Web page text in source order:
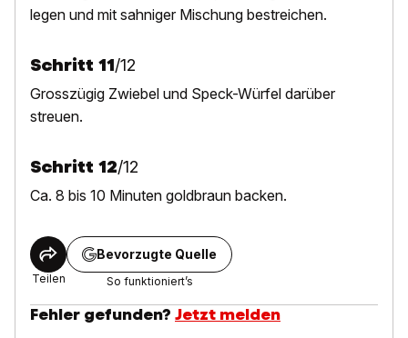
legen und mit sahniger Mischung bestreichen.
Schritt 11/12
Grosszügig Zwiebel und Speck-Würfel darüber
streuen.
Schritt 12/12
Ca. 8 bis 10 Minuten goldbraun backen.
Teilen
Bevorzugte Quelle
So funktioniert’s
Fehler gefunden? Jetzt melden